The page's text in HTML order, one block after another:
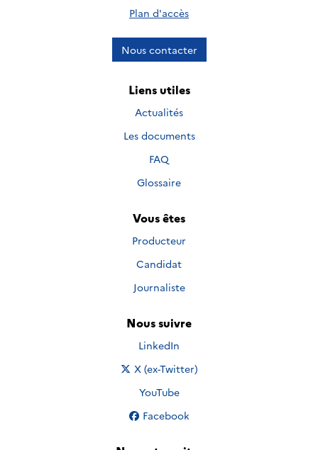
Plan d'accès
Nous contacter
Liens utiles
Actualités
Les documents
FAQ
Glossaire
Vous êtes
Producteur
Candidat
Journaliste
Nous suivre
Nous suivre sur
LinkedIn
Nous suivre sur
X (ex-Twitter)
Nous suivre sur
YouTube
Nous suivre sur
Facebook